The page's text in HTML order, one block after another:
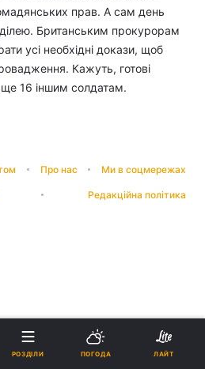
прав. А сам день
Британським прокурорам
усі необхідні докази, щоб
Кажуть, готові
16 іншим солдатам.
Про нас Ми в соцмережах
Редакційна політика
РОЗДІЛИ ПОГОДА ЛАЙТ